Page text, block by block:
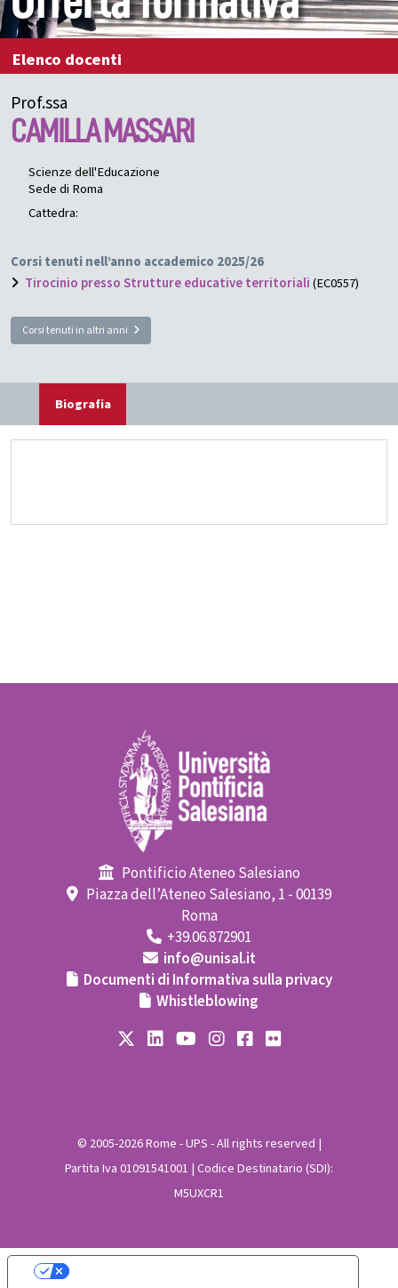
Elenco docenti
Prof.ssa
CAMILLA MASSARI
Scienze dell'Educazione
Sede di Roma
Cattedra:
Corsi tenuti nell’anno accademico 2025/26
Tirocinio presso Strutture educative territoriali(EC0557)
Corsi tenuti in altri anni
Biografia
Pontificio Ateneo Salesiano
Piazza dell’Ateneo Salesiano, 1 - 00139
Roma
+39.06.872901
info@unisal.it
Documenti di Informativa sulla privacy
Whistleblowing
© 2005-2026 Rome - UPS - All rights reserved |
Partita Iva 01091541001 | Codice Destinatario (SDI):
M5UXCR1
Le tue preferenze relative alla privacy